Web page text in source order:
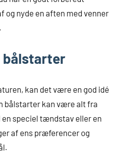
og nyde en aften med venner
bålstarter
kan det være en god idé
bålstarter kan være alt fra
speciel tændstav eller en
af ens præferencer og